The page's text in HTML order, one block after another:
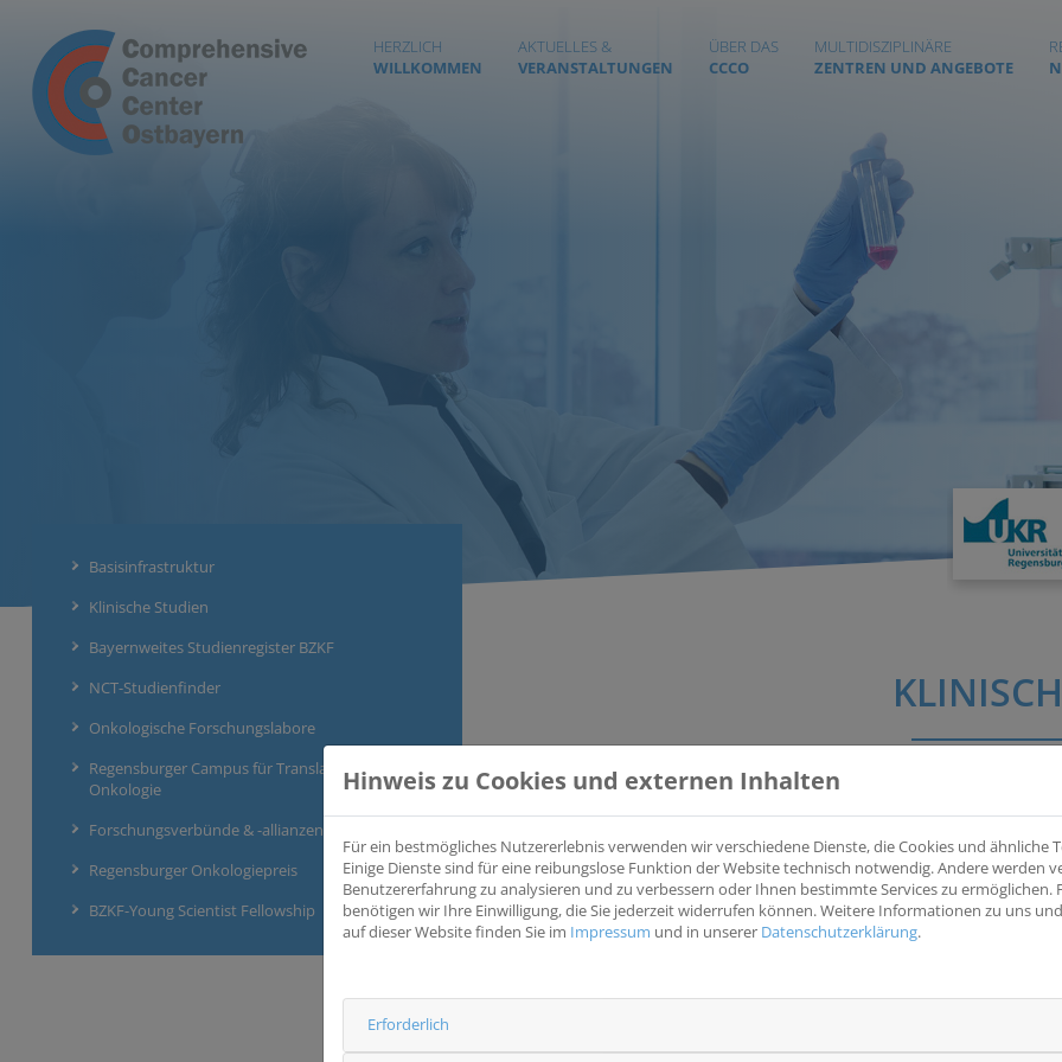
HERZLICH
WILLKOMMEN
AKTUELLES &
VERANSTALTUNGEN
ÜBER DAS
CCCO
MULTIDISZIPLINÄRE
ZENTREN UND ANGEBOTE
Basisinfrastruktur
Klinische Studien
Bayernweites Studienregister BZKF
NCT-Studienfinder
Onkologische Forschungslabore
Regensburger Campus für Translationale
Onkologie
Forschungsverbünde & -allianzen
Regensburger Onkologiepreis
BZKF-Young Scientist Fellowship
A Phase 3, Randomized, Open-Label, Multicenter
Pembrolizumab, Compared to Standard of Care
Treatment-Naïve Recurrent/Metastatic Head and Neck
(OrigAMI-5)
OrigAMI-5 untersucht ob die Hinzunahme von Amivantamab
ggb. der Standardbehandlung aus Immuncheckpointblockade
EUDRACT 2025-521917-24 NCT -
Hinweis zu Cookies und externen Inhalten
Für ein bestmögliches Nutzererlebnis verwenden wir verschiedene Dienste, die Cookies und ähnliche
Einige Dienste sind für eine reibungslose Funktion der Website technisch notwendig. Andere werden
Benutzererfahrung zu analysieren und zu verbessern oder Ihnen bestimmte Services zu ermöglichen.
benötigen wir Ihre Einwilligung, die Sie jederzeit widerrufen können. Weitere Informationen zu uns
auf dieser Website finden Sie im Impressum und in unserer Datenschutzerklärung.
Erforderlich